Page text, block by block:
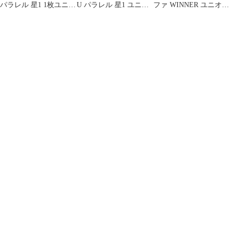
パラレル 星1 1枚ユニア
U パラレル 星1 ユニア
ファ WINNER ユニオン